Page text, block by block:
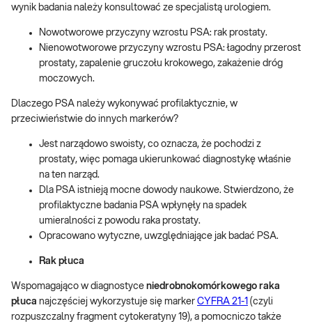
wynik badania należy konsultować ze specjalistą urologiem.
Nowotworowe przyczyny wzrostu PSA: rak prostaty.
Nienowotworowe przyczyny wzrostu PSA: łagodny przerost
prostaty, zapalenie gruczołu krokowego, zakażenie dróg
moczowych.
Dlaczego PSA należy wykonywać profilaktycznie, w
przeciwieństwie do innych markerów?
Jest narządowo swoisty, co oznacza, że pochodzi z
prostaty, więc pomaga ukierunkować diagnostykę właśnie
na ten narząd.
Dla PSA istnieją mocne dowody naukowe. Stwierdzono, że
profilaktyczne badania PSA wpłynęły na spadek
umieralności z powodu raka prostaty.
Opracowano wytyczne, uwzględniające jak badać PSA.
Rak płuca
Wspomagająco w diagnostyce niedrobnokomórkowego raka
płuca najczęściej wykorzystuje się marker CYFRA 21-1 (czyli
rozpuszczalny fragment cytokeratyny 19), a pomocniczo także